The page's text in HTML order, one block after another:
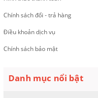
Chính sách đổi - trả hàng
Điều khoản dịch vụ
Chính sách bảo mật
Danh mục nổi bật